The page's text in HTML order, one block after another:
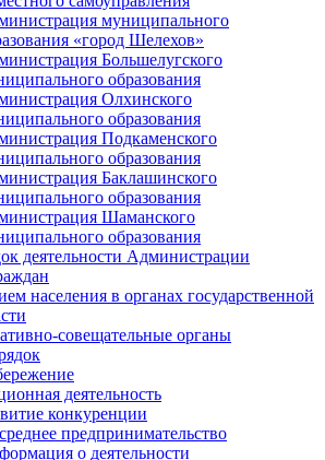
муниципального
«город Шелехов»
Большелугского
образования
Олхинского
образования
Подкаменского
образования
Баклашинского
образования
Шаманского
образования
деятельности Администрации
населения в органах государственной
совещательные органы
деятельность
конкуренции
предпринимательство
о деятельности